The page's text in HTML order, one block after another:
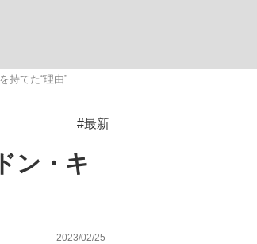
持てた“理由”
#最新
ン・キ
2023/02/25